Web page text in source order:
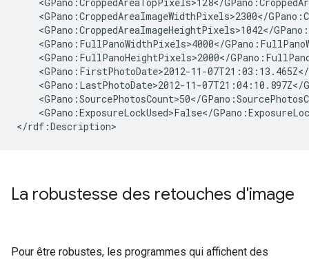
<GPano:CroppedAreaImageWidthPixels>2300</
<GPano:CroppedAreaImageHeightPixels>1042</
<GPano:FullPanoWidthPixels>4000</
<GPano:FullPanoHeightPixels>2000</
<GPano:FirstPhotoDate>2012-11-
<GPano:LastPhotoDate>2012-11-
<GPano:SourcePhotosCount>50</
<GPano:ExposureLockUsed>False</
</rdf:Description>
La robustesse des retouches d'image
Pour être robustes, les programmes qui affichent des